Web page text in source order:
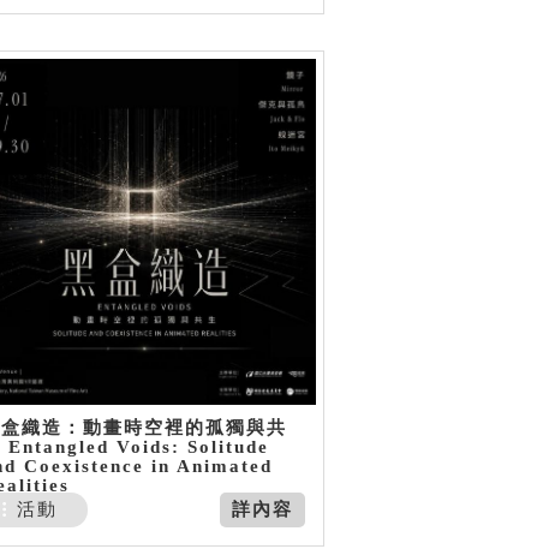
織造：動畫時空裡的孤獨與共
Entangled Voids: Solitude
Coexistence in Animated
詳內容
活動